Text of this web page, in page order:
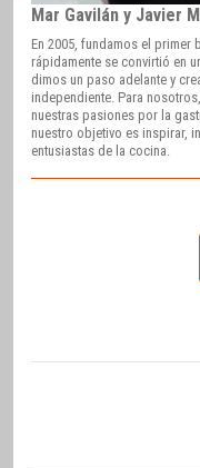
Mar Gavilán y Javier
En 2005, fundamos el
rápidamente se convirtió en
dimos un paso adelante y
independiente. Para
nuestras pasiones por la
nuestro objetivo es inspirar,
entusiastas de la cocina.